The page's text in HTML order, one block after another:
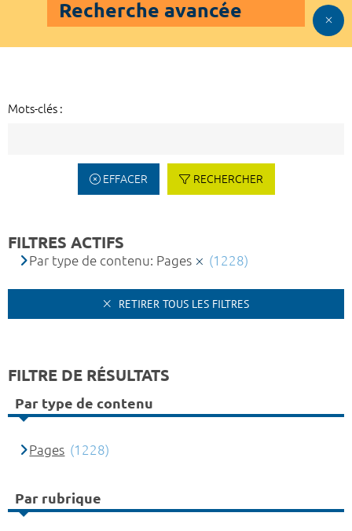
Recherche avancée
Mots-clés :
EFFACER RECHERCHER
FILTRES ACTIFS
Par type de contenu: Pages (1228)
RETIRER TOUS LES FILTRES
FILTRE DE RÉSULTATS
Par type de contenu
Pages (1228)
Par rubrique